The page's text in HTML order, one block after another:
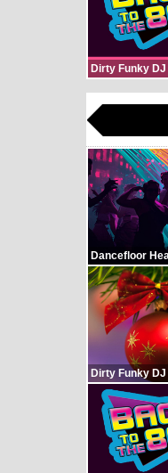
Dirty Funky
Dancefloor
Dirty Funky